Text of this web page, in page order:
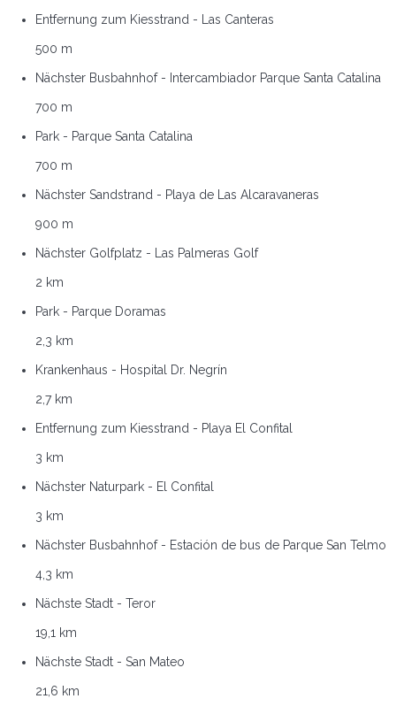
Entfernung zum Kiesstrand - Las Canteras
500 m
Nächster Busbahnhof - Intercambiador Parque Santa Catalina
700 m
Park - Parque Santa Catalina
700 m
Nächster Sandstrand - Playa de Las Alcaravaneras
900 m
Nächster Golfplatz - Las Palmeras Golf
2 km
Park - Parque Doramas
2,3 km
Krankenhaus - Hospital Dr. Negrín
2,7 km
Entfernung zum Kiesstrand - Playa El Confital
3 km
Nächster Naturpark - El Confital
3 km
Nächster Busbahnhof - Estación de bus de Parque San Telmo
4,3 km
Nächste Stadt - Teror
19,1 km
Nächste Stadt - San Mateo
21,6 km